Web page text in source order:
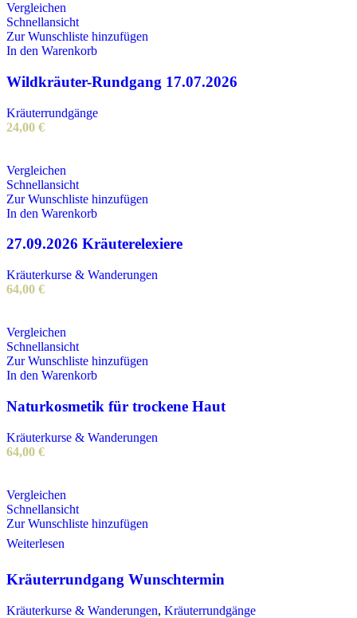
Vergleichen
Schnellansicht
Zur Wunschliste hinzufügen
In den Warenkorb
Wildkräuter-Rundgang 17.07.2026
Kräuterrundgänge
24,00 €
Vergleichen
Schnellansicht
Zur Wunschliste hinzufügen
In den Warenkorb
27.09.2026 Kräuterelexiere
Kräuterkurse & Wanderungen
64,00 €
Vergleichen
Schnellansicht
Zur Wunschliste hinzufügen
In den Warenkorb
Naturkosmetik für trockene Haut
Kräuterkurse & Wanderungen
64,00 €
Vergleichen
Schnellansicht
Zur Wunschliste hinzufügen
Weiterlesen
Kräuterrundgang Wunschtermin
Kräuterkurse & Wanderungen, Kräuterrundgänge